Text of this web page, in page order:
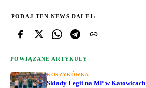
PODAJ TEN NEWS DALEJ:
POWIĄZANE ARTYKUŁY
KOSZYKÓWKA
Składy Legii na MP w Katowicach